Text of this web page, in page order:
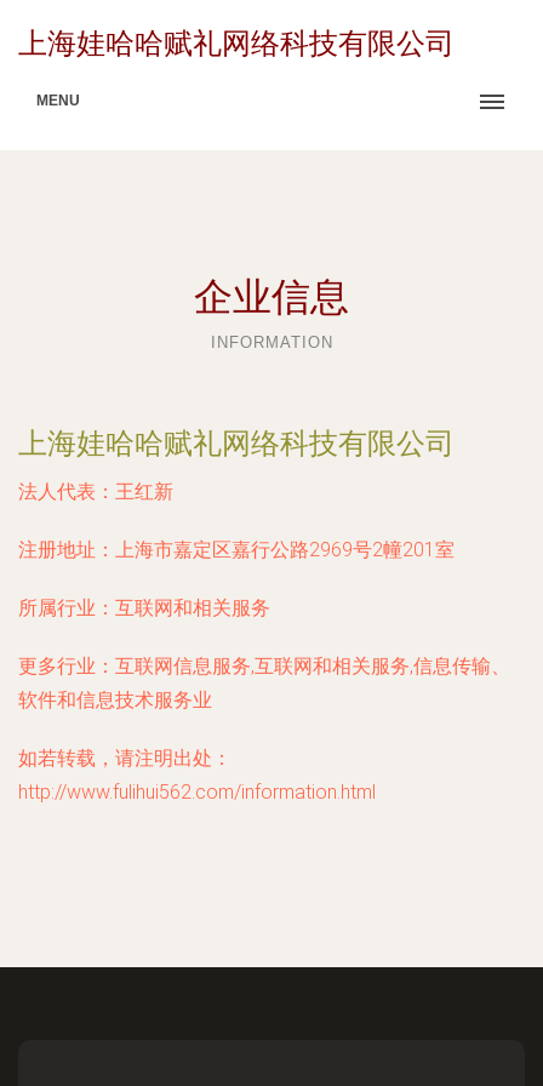
上海娃哈哈赋礼网络科技有限公司
MENU
企业信息
INFORMATION
上海娃哈哈赋礼网络科技有限公司
法人代表： 王红新
注册地址： 上海市嘉定区嘉行公路2969号2幢201室
所属行业： 互联网和相关服务
更多行业： 互联网信息服务,互联网和相关服务,信息传输、
软件和信息技术服务业
如若转载，请注明出处：
http://www.fulihui562.com/information.html